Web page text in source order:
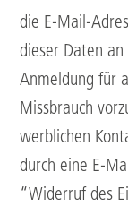
die E-Mail-
dieser Daten
Anmeldung für
Missbrauch
werblichen
durch eine E-
“Widerruf des